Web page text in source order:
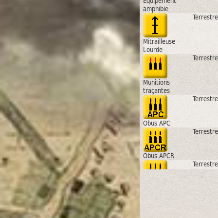
amphibie
Mitrailleuse
Lourde
Terrestre
Munitions
traçantes
Terrestre
Obus APC
Terrestre
Obus APCR
Terrestre
Terrestre
Terrestre